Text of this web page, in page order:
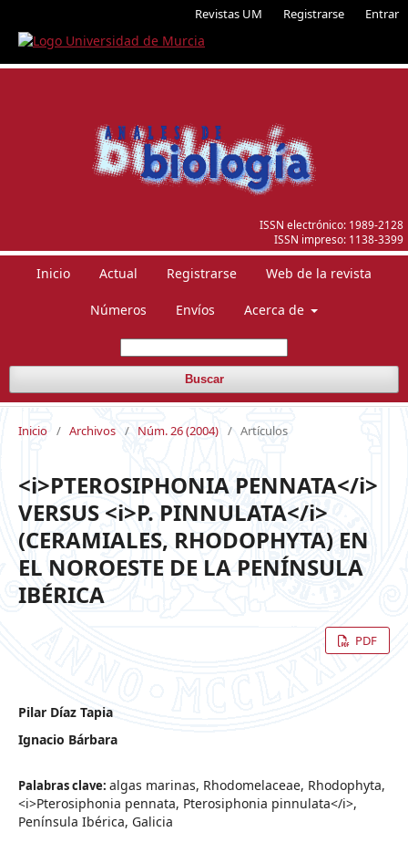
Revistas UM Registrarse Entrar
ISSN electrónico: 1989-2128
ISSN impreso: 1138-3399
Inicio Actual Registrarse Web de la revista
Números Envíos Acerca de
Buscar
Inicio / Archivos / Núm. 26 (2004) / Artículos
<i>PTEROSIPHONIA PENNATA</i>
VERSUS <i>P. PINNULATA</i>
(CERAMIALES, RHODOPHYTA) EN
EL NOROESTE DE LA PENÍNSULA
IBÉRICA
PDF
Pilar Díaz Tapia
Ignacio Bárbara
Palabras clave: algas marinas, Rhodomelaceae, Rhodophyta,
<i>Pterosiphonia pennata, Pterosiphonia pinnulata</i>,
Península Ibérica, Galicia